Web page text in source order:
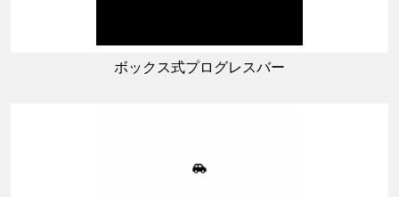
ボックス式プログレスバー